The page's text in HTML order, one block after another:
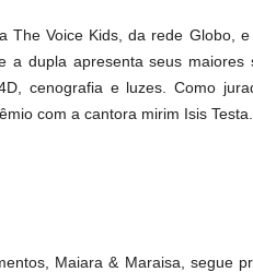
The Voice Kids, da rede Globo,
a dupla apresenta seus
cenografia e luzes. Como
com a cantora mirim Isis Testa.
Maiara & Maraisa, segue